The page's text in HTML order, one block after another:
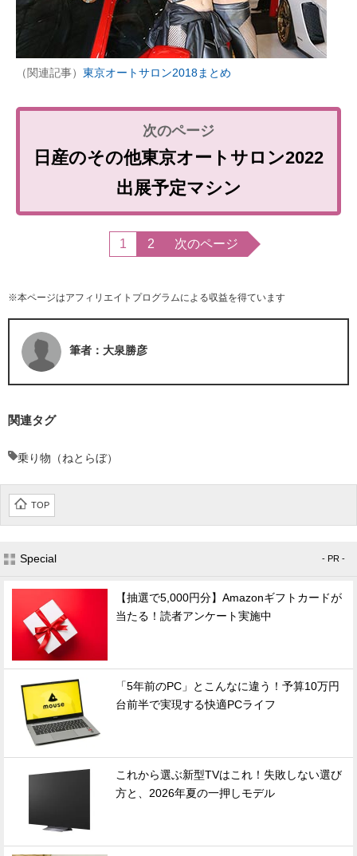
（関連記事） 東京オートサロン2018まとめ
日産のその他東京オートサロン2022
出展予定マシン
1 2 次のページ
※本ページはアフィリエイトプログラムによる収益を得ています
筆者：大泉勝彦
関連タグ
乗り物（ねとらぼ）
TOP
Special - PR -
【抽選で5,000円分】Amazonギフトカードが
当たる！読者アンケート実施中
「5年前のPC」とこんなに違う！予算10万円
台前半で実現する快適PCライフ
これから選ぶ新型TVはこれ！失敗しない選び
方と、2026年夏の一押しモデル